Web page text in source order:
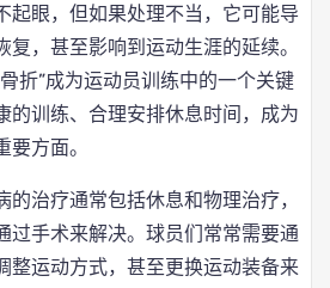
起眼，但如果处理不当，它可能导
复，甚至影响到运动生涯的延续。
折”成为运动员训练中的一个关键
的训练、合理安排休息时间，成为
方面。
的治疗通常包括休息和物理治疗，
过手术来解决。球员们常常需要通
整运动方式，甚至更换运动装备来